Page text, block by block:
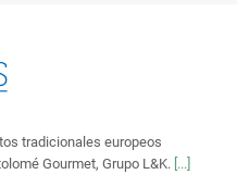
tradicionales europeos
Gourmet, Grupo L&K. [...]